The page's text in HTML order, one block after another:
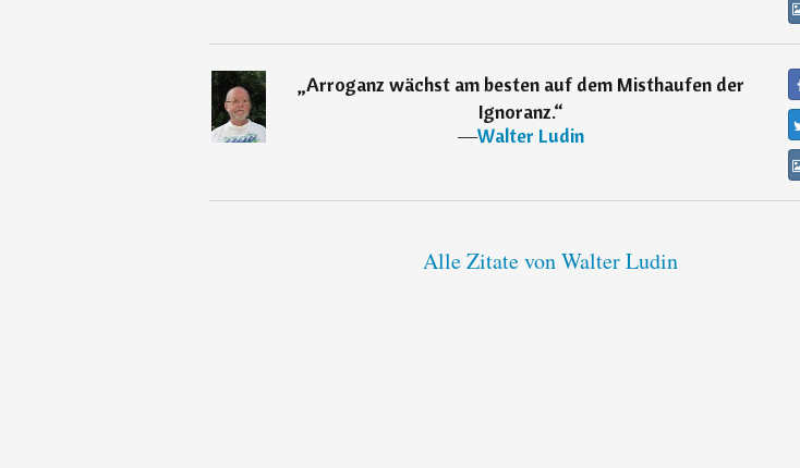
„Arroganz wächst am besten auf dem Misthaufen der
Ignoranz.“
―Walter Ludin
Alle Zitate von Walter Ludin